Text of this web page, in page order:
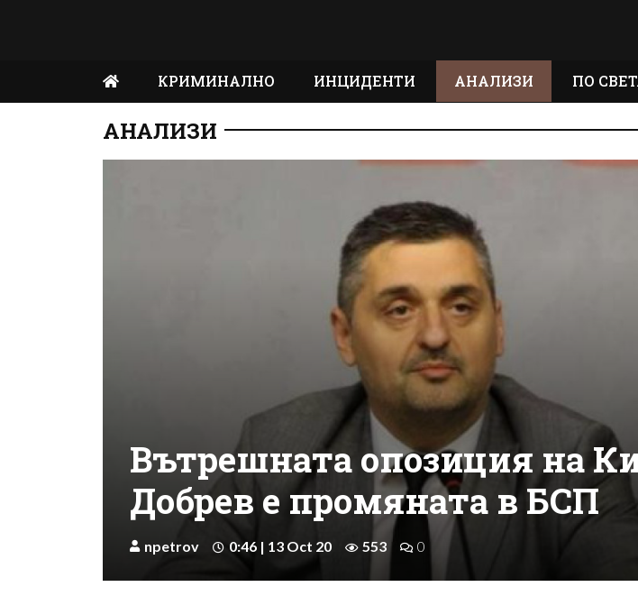
КРИМИНАЛНО ИНЦИДЕНТИ АНАЛИЗИ ПО
АНАЛИЗИ
Вътрешната опозиция на
Добрев е промяната в БСП
npetrov 0:46 | 13 Oct 20 553 0